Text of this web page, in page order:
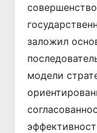
заложил
модели